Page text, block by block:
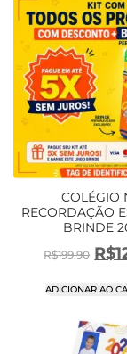
COLÉGIO
RECORDAÇÃO
BRINDE
R$199.90 R$
ADICIONAR AO